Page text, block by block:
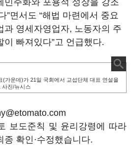
민주화와 포용적 성장을 강조
”면서도 “해법 마련에서 중요
과 영세자영업자, 노동자의 주
빠져있다”고 언급했다.
(가운데)가 21일 국회에서 교섭단체 대표 연설을
사진/뉴시스
보도준칙 및 윤리강령에 따라
확인·수정했습니다.